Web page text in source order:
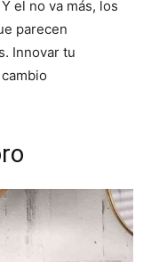
Y el no va más, los
parecen
Innovar tu